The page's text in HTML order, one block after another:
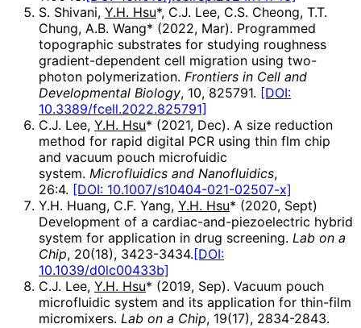
S. Shivani, Y.H. Hsu*, C.J. Lee, C.S. Cheong, T.T.
Chung, A.B. Wang* (2022, Mar). Programmed
topographic substrates for studying roughness
gradient-dependent cell migration using two-
photon polymerization. Frontiers in Cell and
Developmental Biology, 10, 825791. [DOI:
10.3389/fcell.2022.825791]
C.J. Lee, Y.H. Hsu* (2021, Dec). A size reduction
method for rapid digital PCR using thin flm chip
and vacuum pouch microfuidic
system. Microfluidics and Nanofluidics,
26:4. [DOI: 10.1007/s10404-021-02507-x]
Y.H. Huang, C.F. Yang, Y.H. Hsu* (2020, Sept)
Development of a cardiac-and-piezoelectric hybrid
system for application in drug screening. Lab on a
Chip, 20(18), 3423-3434. [DOI:
10.1039/d0lc00433b]
C.J. Lee, Y.H. Hsu* (2019, Sep). Vacuum pouch
microfluidic system and its application for thin-film
micromixers. Lab on a Chip, 19(17), 2834-2843.